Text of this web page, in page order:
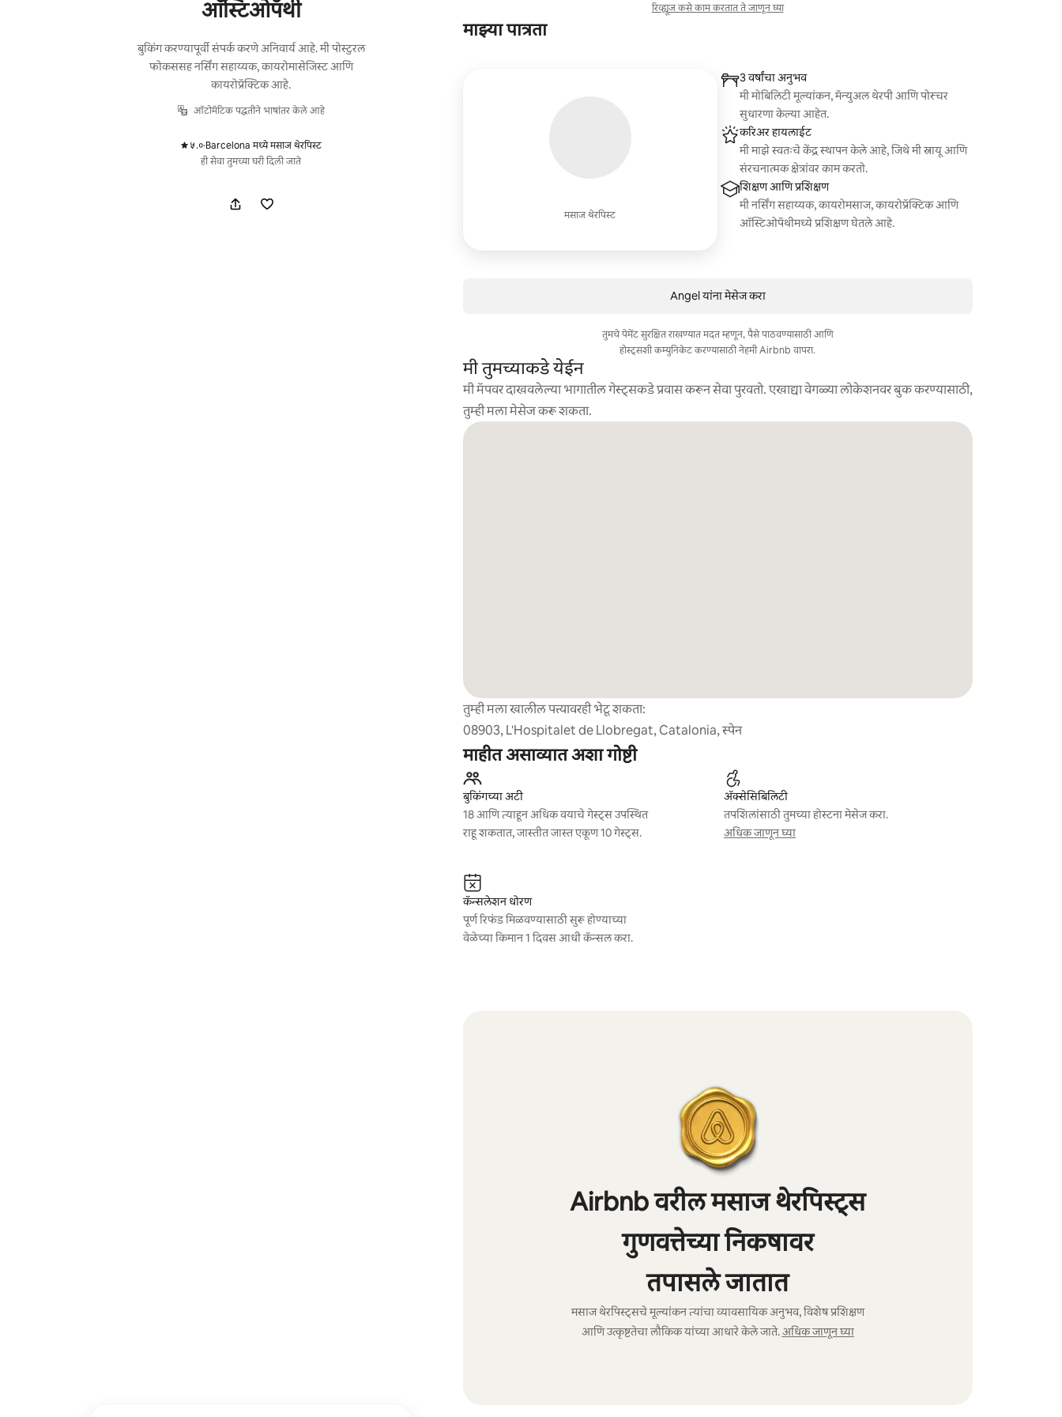
ऑस्टिओपॅथी
बुकिंग करण्यापूर्वी संपर्क करणे अनिवार्य आहे. मी पोस्टुरल
फोकससह नर्सिंग सहाय्यक, कायरोमासेजिस्ट आणि
कायरोप्रॅक्टिक आहे.
ऑटोमॅटिक पद्धतीने भाषांतर केले आहे
५.०
,
·Barcelona मध्ये मसाज थेरपिस्ट
ही सेवा तुमच्या घरी दिली जाते
रिव्ह्यूज कसे काम करतात ते जाणून घ्या
माझ्या पात्रता
मसाज थेरपिस्ट
3 वर्षांचा अनुभव
मी मोबिलिटी मूल्यांकन, मॅन्युअल थेरपी आणि पोस्चर
सुधारणा केल्या आहेत.
करिअर हायलाईट
मी माझे स्वतःचे केंद्र स्थापन केले आहे, जिथे मी स्नायू आणि
संरचनात्मक क्षेत्रांवर काम करतो.
शिक्षण आणि प्रशिक्षण
मी नर्सिंग सहाय्यक, कायरोमसाज, कायरोप्रॅक्टिक आणि
ऑस्टिओपॅथीमध्ये प्रशिक्षण घेतले आहे.
Angel यांना मेसेज करा
तुमचे पेमेंट सुरक्षित राखण्यात मदत म्हणून, पैसे पाठवण्यासाठी आणि
होस्ट्सशी कम्युनिकेट करण्यासाठी नेहमी Airbnb वापरा.
मी तुमच्याकडे येईन
मी मॅपवर दाखवलेल्या भागातील गेस्ट्सकडे प्रवास करून सेवा पुरवतो. एखाद्या वेगळ्या लोकेशनवर बुक करण्यासाठी,
तुम्ही मला मेसेज करू शकता.
तुम्ही मला खालील पत्त्यावरही भेटू शकता:
08903, L'Hospitalet de Llobregat, Catalonia, स्पेन
माहीत असाव्यात अशा गोष्टी
बुकिंगच्या अटी
18 आणि त्याहून अधिक वयाचे गेस्ट्स उपस्थित
राहू शकतात, जास्तीत जास्त एकूण 10 गेस्ट्स.
ॲक्सेसिबिलिटी
तपशिलांसाठी तुमच्या होस्टना मेसेज करा.
अधिक जाणून घ्या
कॅन्सलेशन धोरण
पूर्ण रिफंड मिळवण्यासाठी सुरू होण्याच्या
वेळेच्या किमान 1 दिवस आधी कॅन्सल करा.
Airbnb वरील मसाज थेरपिस्ट्स
गुणवत्तेच्या निकषावर
तपासले जातात
मसाज थेरपिस्ट्सचे मूल्यांकन त्यांचा व्यावसायिक अनुभव, विशेष प्रशिक्षण
आणि उत्कृष्टतेचा लौकिक यांच्या आधारे केले जाते.अधिक जाणून घ्या